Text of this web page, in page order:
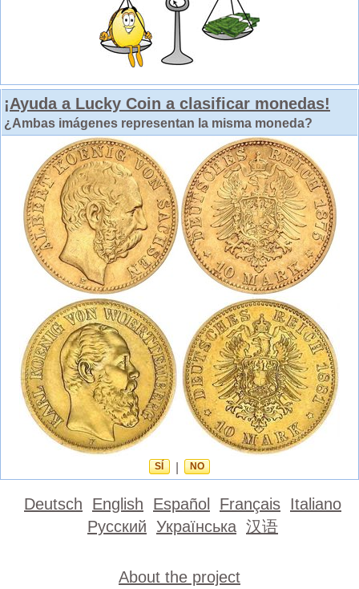
¡Ayuda a Lucky Coin a clasificar monedas!
¿Ambas imágenes representan la misma moneda?
SÍ NO
Deutsch English Español Français Italiano
Русский Українська 汉语
About the project